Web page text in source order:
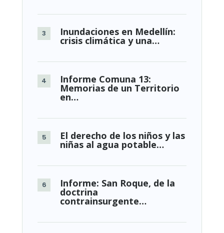
Inundaciones en Medellín:
crisis climática y una…
Informe Comuna 13:
Memorias de un Territorio
en…
El derecho de los niños y las
niñas al agua potable…
Informe: San Roque, de la
doctrina
contrainsurgente…